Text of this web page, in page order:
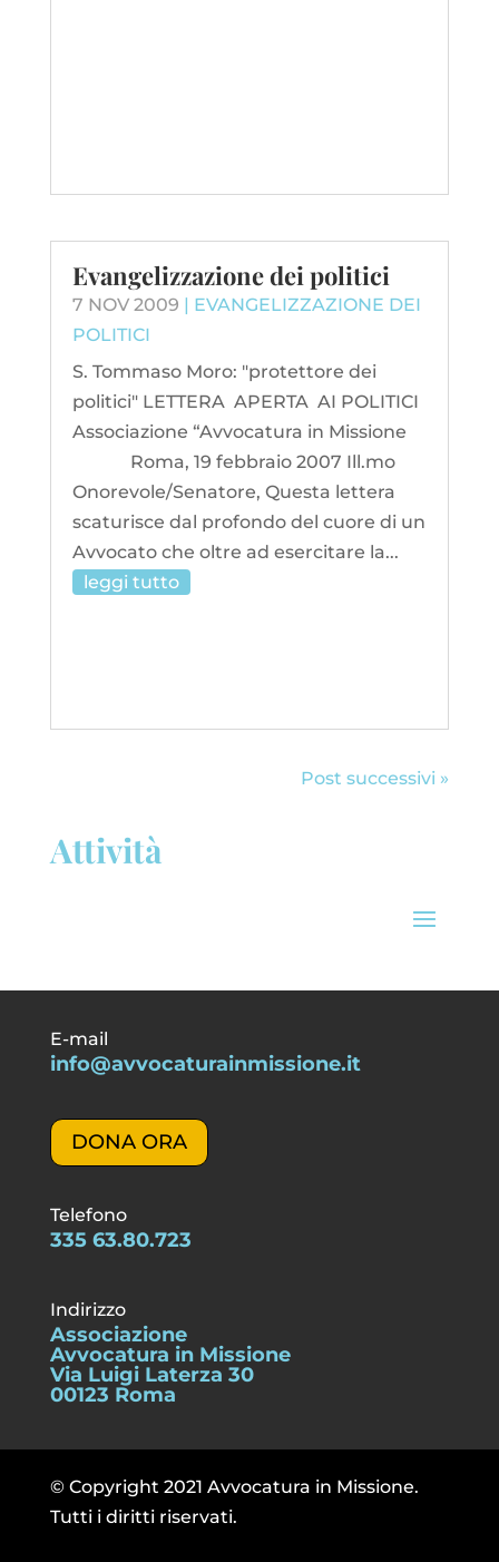
Evangelizzazione dei politici
7 NOV 2009 | EVANGELIZZAZIONE DEI
POLITICI
S. Tommaso Moro: "protettore dei
politici" LETTERA APERTA AI POLITICI
Associazione “Avvocatura in Missione
Roma, 19 febbraio 2007 Ill.mo
Onorevole/Senatore, Questa lettera
scaturisce dal profondo del cuore di un
Avvocato che oltre ad esercitare la...
leggi tutto
Post successivi »
Attività
E-mail
info@avvocaturainmissione.it
DONA ORA
Telefono
335 63.80.723
Indirizzo
Associazione
Avvocatura in Missione
Via Luigi Laterza 30
00123 Roma
© Copyright 2021 Avvocatura in Missione.
Tutti i diritti riservati.